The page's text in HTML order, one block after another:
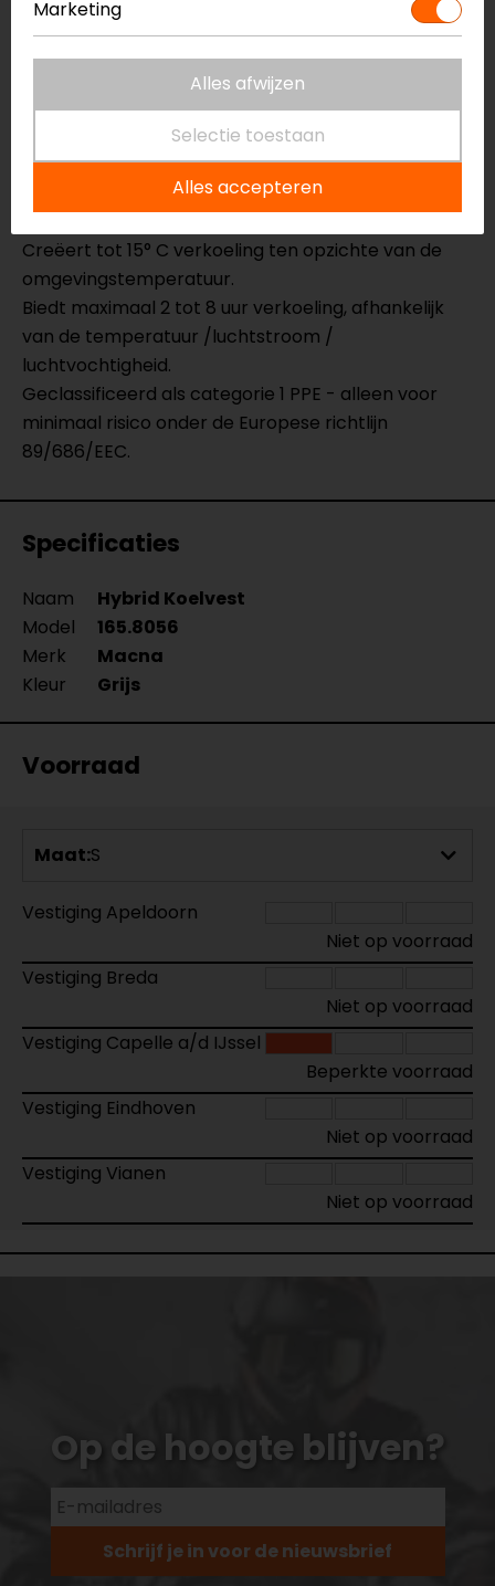
heeft bereikt, houdt het deze urenlang vast!
Overige kenmerken:
Gebaseerd op een unieke koeltechnologie.
Wachinewasbaar en beschikt over antibacteriële
eigenschappen.
Eenvoudig (opnieuw) te gebruiken.
Creëert tot 15° C verkoeling ten opzichte van de
omgevingstemperatuur.
Biedt maximaal 2 tot 8 uur verkoeling, afhankelijk
van de temperatuur /luchtstroom /
luchtvochtigheid.
Geclassificeerd als categorie 1 PPE - alleen voor
minimaal risico onder de Europese richtlijn
89/686/EEC.
Specificaties
Naam
Hybrid Koelvest
Model
165.8056
Merk
Macna
Kleur
Grijs
Voorraad
Maat:S
Vestiging Apeldoorn
Niet op voorraad
Vestiging Breda
Niet op voorraad
Vestiging Capelle a/d IJssel
Beperkte voorraad
Vestiging Eindhoven
Niet op voorraad
Vestiging Vianen
Niet op voorraad
Op de hoogte blijven?
Schrijf je in voor de nieuwsbrief
Marketing
Alles afwijzen
Selectie toestaan
Alles accepteren